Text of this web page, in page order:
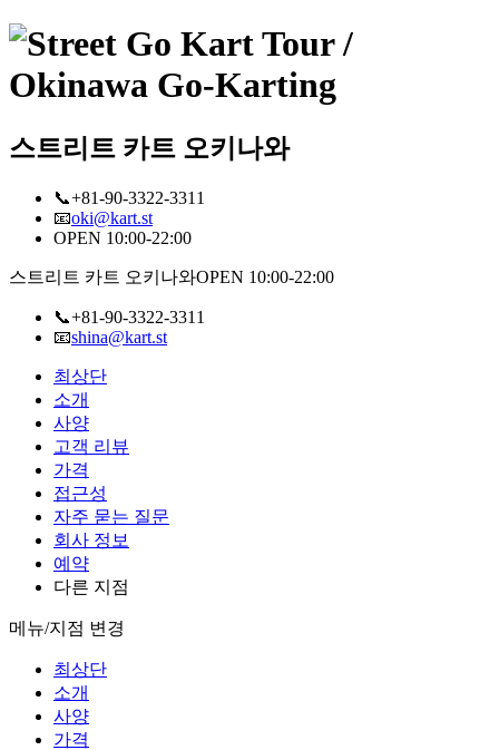
스트리트 카트 오키나와
📞+81-90-3322-3311
📧oki@kart.st
OPEN 10:00-22:00
스트리트 카트 오키나와OPEN 10:00-22:00
📞+81-90-3322-3311
📧shina@kart.st
최상단
소개
사양
고객 리뷰
가격
접근성
자주 묻는 질문
회사 정보
예약
다른 지점
메뉴/지점 변경
최상단
소개
사양
가격